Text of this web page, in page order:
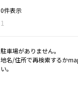
0件表示
1
駐車場がありません。
地名/住所で再検索するか
い。